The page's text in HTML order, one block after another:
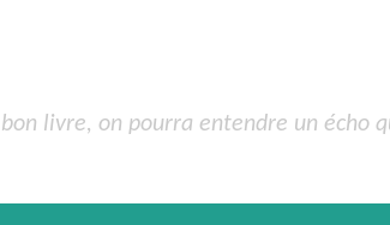
livre, on pourra entendre un écho